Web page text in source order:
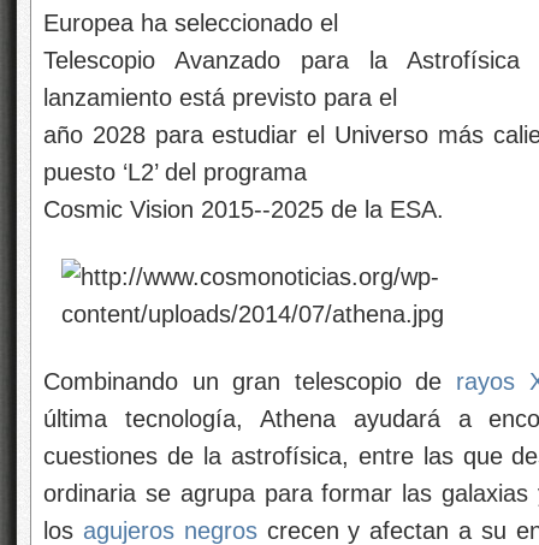
Europea ha seleccionado el
Telescopio Avanzado para la
lanzamiento está previsto para el
año 2028 para estudiar el Universo más
puesto ‘L2’ del programa
Cosmic Vision 2015-­‐2025 de la ESA.
Combinando un gran telescopio de rayos
última tecnología, Athena ayudará a
cuestiones de la astrofísica, entre las que
ordinaria se agrupa para formar las
los agujeros negroscrecen y afectan a su